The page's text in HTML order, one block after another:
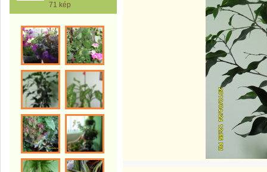
71 kép